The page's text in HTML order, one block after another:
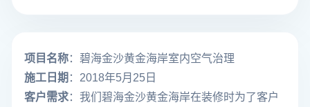
项目名称：碧海金沙黄金海岸室内空气治理
施工日期 ：2018年5月25日
客户需求：我们碧海金沙黄金海岸在装修时为了客户